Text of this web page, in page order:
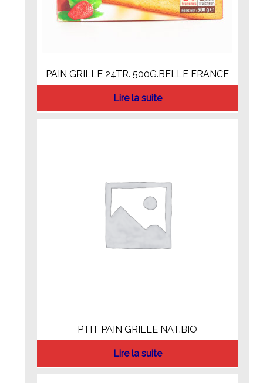
PAIN GRILLE 24TR. 500G.BELLE FRANCE
Lire la suite
PTIT PAIN GRILLE NAT.BIO
Lire la suite